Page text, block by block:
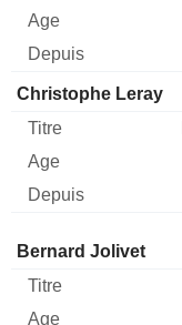
Christophe Leray
Administrateur Titre
Bernard Jolivet